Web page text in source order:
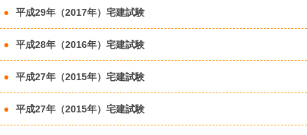
平成29年（2017年）宅建試験
平成28年（2016年）宅建試験
平成27年（2015年）宅建試験
平成27年（2015年）宅建試験